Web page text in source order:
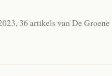
36 artikels van De Groene